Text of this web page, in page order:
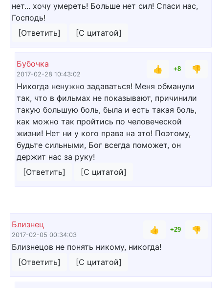
нет... хочу умереть! Больше нет сил! Спаси нас,
Господь!
[Ответить]
[С цитатой]
Бубочка
2017-02-28 10:43:02
👍 +8
👎
Никогда ненужно задаваться! Меня обманули
так, что в фильмах не показывают, причинили
такую большую боль, была и есть такая боль,
как можно так пройтись по человеческой
жизни! Нет ни у кого права на это! Поэтому,
будьте сильными, Бог всегда поможет, он
держит нас за руку!
[Ответить]
[С цитатой]
Близнец
2017-02-05 00:34:03
👍 +29
👎
Близнецов не понять никому, никогда!
[Ответить]
[С цитатой]